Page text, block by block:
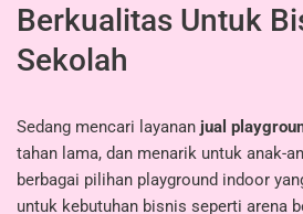
Berkualitas Untuk
Sekolah
Sedang mencari layanan jual
tahan lama, dan menarik untuk anak-
berbagai pilihan playground indoor
untuk kebutuhan bisnis seperti arena